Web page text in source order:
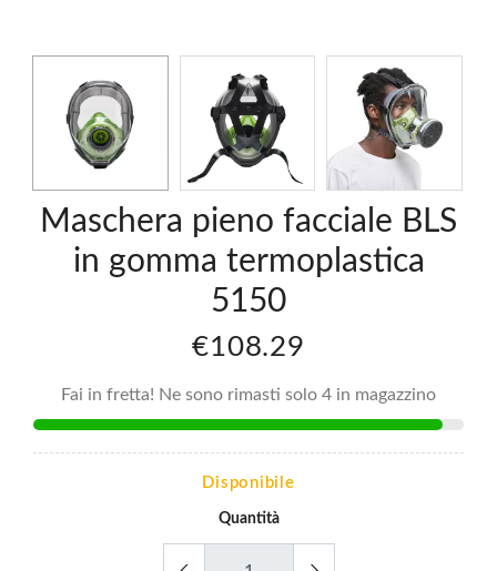
Maschera pieno facciale BLS
in gomma termoplastica
5150
€108.29
Fai in fretta! Ne sono rimasti solo 4 in magazzino
Disponibile
Quantità